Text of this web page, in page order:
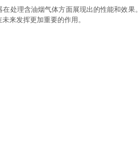
理含油烟气体方面展现出的性能和效果
来发挥更加重要的作用。